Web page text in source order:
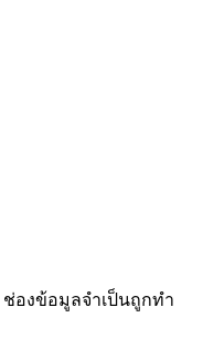
ช่องข้อมูลจำเป็นถูกทำ